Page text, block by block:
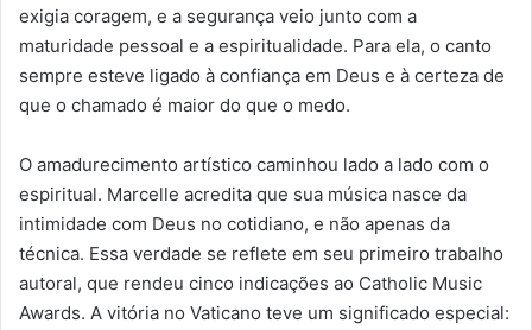
exigia coragem, e a segurança veio junto com a
maturidade pessoal e a espiritualidade. Para ela, o canto
sempre esteve ligado à confiança em Deus e à certeza de
que o chamado é maior do que o medo.
O amadurecimento artístico caminhou lado a lado com o
espiritual. Marcelle acredita que sua música nasce da
intimidade com Deus no cotidiano, e não apenas da
técnica. Essa verdade se reflete em seu primeiro trabalho
autoral, que rendeu cinco indicações ao Catholic Music
Awards. A vitória no Vaticano teve um significado especial: